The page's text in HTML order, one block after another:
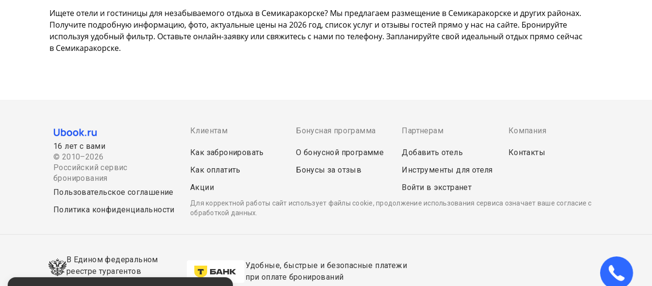
Ищете отели и гостиницы для незабываемого отдыха в Семикаракорске? Мы предлагаем размещение в Семикаракорске и других районах.
Получите подробную информацию, фото, актуальные цены на 2026 год, список услуг и отзывы гостей прямо у нас на сайте. Бронируйте
используя удобный фильтр. Оставьте онлайн-заявку или свяжитесь с нами по телефону. Запланируйте свой идеальный отдых прямо сейчас
в Семикаракорске.
16 лет с вами
© 2010–2026
Российский сервис
бронирования
Пользовательское соглашение
Политика конфиденциальности
Клиентам
Как забронировать
Как оплатить
Акции
Бонусная программа
О бонусной программе
Бонусы за отзыв
Партнерам
Добавить отель
Инструменты для отеля
Войти в экстранет
Компания
Контакты
Для корректной работы сайт использует файлы cookie, продолжение использования сервиса означает ваше согласие с
обработкой данных.
В Едином федеральном
реестре турагентов
Удобные, быстрые и безопасные платежи
при оплате бронирований